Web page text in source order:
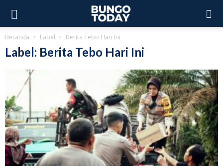
Beranda Label Berita Tebo Hari Ini
Label: Berita Tebo Hari Ini